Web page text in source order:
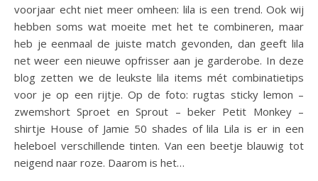
voorjaar echt niet meer omheen: lila is een trend. Ook wij
hebben soms wat moeite met het te combineren, maar
heb je eenmaal de juiste match gevonden, dan geeft lila
net weer een nieuwe opfrisser aan je garderobe. In deze
blog zetten we de leukste lila items mét combinatietips
voor je op een rijtje. Op de foto: rugtas sticky lemon –
zwemshort Sproet en Sprout – beker Petit Monkey –
shirtje House of Jamie 50 shades of lila Lila is er in een
heleboel verschillende tinten. Van een beetje blauwig tot
neigend naar roze. Daarom is het…